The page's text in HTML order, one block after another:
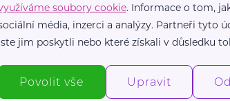
soubory cookie. Informace o tom,
média, inzerci a analýzy. Partneři tyto
jim poskytli nebo které získali v důsledku
Povolit vše Upravit